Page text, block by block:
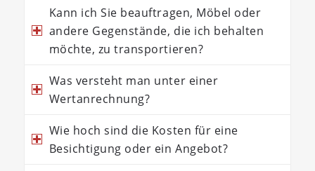
Kann ich Sie beauftragen, Möbel oder
andere Gegenstände, die ich behalten
möchte, zu transportieren?
Was versteht man unter einer
Wertanrechnung?
Wie hoch sind die Kosten für eine
Besichtigung oder ein Angebot?